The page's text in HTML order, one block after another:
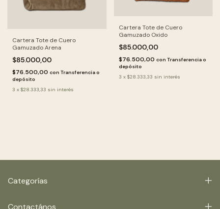
Cartera Tote de Cuero
Gamuzado Arena
$85.000,00
$76.500,00 con Transferencia o
depósito
3 x $28.333,33 sin interés
Cartera Tote de Cuero
Gamuzado Oxido
$85.000,00
$76.500,00 con Transferencia o
depósito
3 x $28.333,33 sin interés
Categorías
Contactános